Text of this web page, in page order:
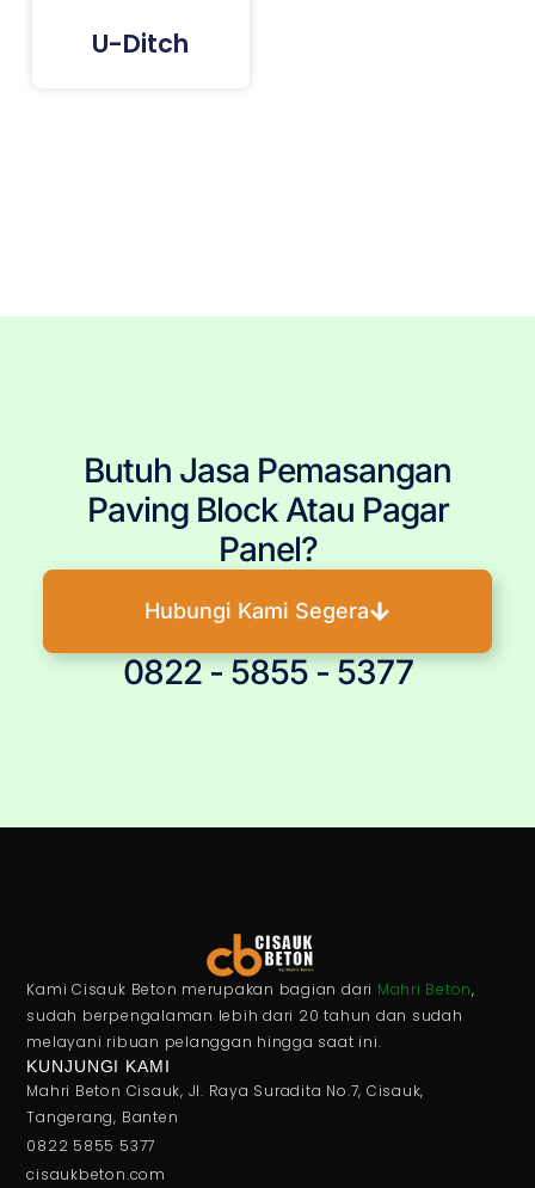
U-Ditch
Butuh Jasa Pemasangan
Paving Block Atau Pagar
Panel?
Hubungi Kami Segera
0822 - 5855 - 5377
Kami Cisauk Beton merupakan bagian dari Mahri Beton,
sudah berpengalaman lebih dari 20 tahun dan sudah
melayani ribuan pelanggan hingga saat ini.
KUNJUNGI KAMI
Mahri Beton Cisauk, Jl. Raya Suradita No.7, Cisauk,
Tangerang, Banten
0822 5855 5377
cisaukbeton.com